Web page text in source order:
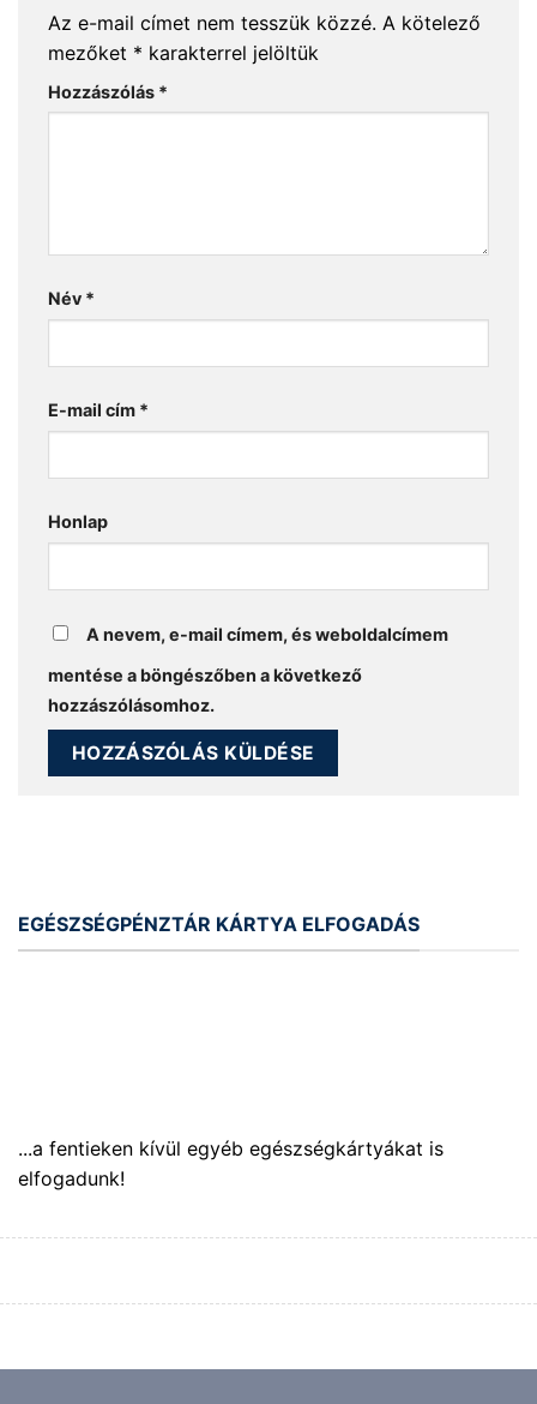
Az e-mail címet nem tesszük közzé. A kötelező
mezőket * karakterrel jelöltük
Hozzászólás *
Név *
E-mail cím *
Honlap
A nevem, e-mail címem, és weboldalcímem
mentése a böngészőben a következő
hozzászólásomhoz.
EGÉSZSÉGPÉNZTÁR KÁRTYA ELFOGADÁS
...a fentieken kívül egyéb egészségkártyákat is
elfogadunk!